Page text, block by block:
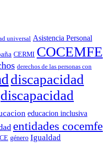
universal Asistencia Personal
CERMI COCEMFE
derechos de las personas con
discapacidad
discapacidad
educacion inclusiva
entidades cocemfe
género Igualdad